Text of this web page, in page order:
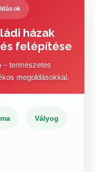
házak
felépítése
– természetes
megoldásokkal.
Vályog